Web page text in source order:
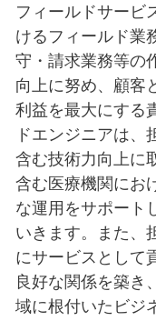
フィールドサービ
けるフィールド業
守・請求業務等の
向上に努め、顧客
利益を最大にする
ドエンジニアは、
含む技術力向上に
含む医療機関にお
な運用をサポート
いきます。また、
にサービスとして
良好な関係を築き
域に根付いたビジ